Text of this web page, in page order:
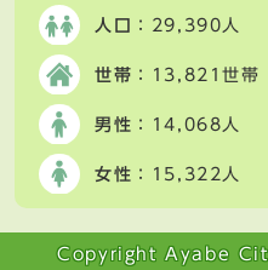
人口 ：29,390人
世帯 ：13,821世帯
男性 ：14,068人
女性 ：15,322人
Copyright Ayabe